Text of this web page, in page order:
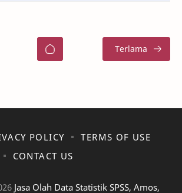
POLICY
TERMS OF USE
CONTACT US
Jasa Olah Data Statistik SPSS, Amos,